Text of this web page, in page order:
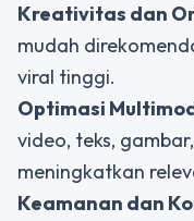
Kreativitas dan
mudah
viral tinggi.
Optimasi
video, teks,
meningkatkan
Keamanan dan